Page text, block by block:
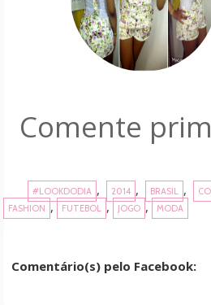
Comente
#LOOKDODIA , 2014 , BRASIL ,
FASHION , FUTEBOL , JOGO , MODA
Comentário(s) pelo Facebook: